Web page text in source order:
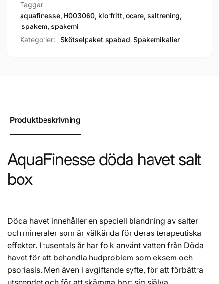
Taggar:
aquafinesse, H003060, klorfritt, ocare, saltrening,
spakem, spakemi
Kategorier:
Skötselpaket spabad, Spakemikalier
Produktbeskrivning
AquaFinesse döda havet salt
box
Döda havet innehåller en speciell blandning av salter
och mineraler som är välkända för deras terapeutiska
effekter. I tusentals år har folk använt vatten från Döda
havet för att behandla hudproblem som eksem och
psoriasis. Men även i avgiftande syfte, för att förbättra
utseendet och för att skämma bort sig själva.